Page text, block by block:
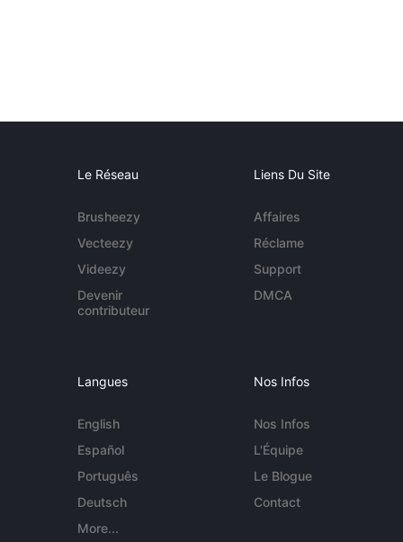
Le Réseau
Brusheezy
Vecteezy
Videezy
Devenir
contributeur
Liens Du Site
Affaires
Réclame
Support
DMCA
Langues
English
Español
Português
Deutsch
More...
Nos Infos
Nos Infos
L'Équipe
Le Blogue
Contact